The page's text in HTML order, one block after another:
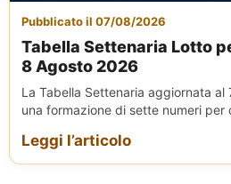
Pubblicato il 07/08/2026
Tabella Settenaria Lotto
8 Agosto 2026
La Tabella Settenaria aggiornata
una formazione di sette numeri per
Leggi l’articolo